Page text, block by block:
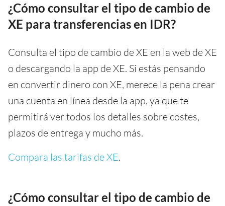
¿Cómo consultar el tipo de cambio de
XE para transferencias en IDR?
Consulta el tipo de cambio de XE en la web de XE
o descargando la app de XE. Si estás pensando
en convertir dinero con XE, merece la pena crear
una cuenta en línea desde la app, ya que te
permitirá ver todos los detalles sobre costes,
plazos de entrega y mucho más.
Compara las tarifas de XE.
¿Cómo consultar el tipo de cambio de